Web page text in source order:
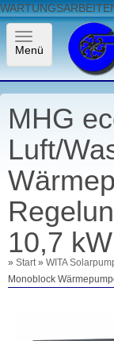
Toggle
navigation
Menü
MHG
Luft/
10,7 kW
» Start» WITA
Monoblock